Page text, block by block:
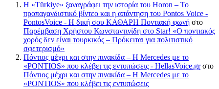
Η «Türkiye» ξαναγράφει την ιστορία του Horon – Το
προπαγανδιστικό βίντεο και η απάντηση του Pontos Voice -
PontosVoice - H δική σου ΚΑΘΑΡΗ Ποντιακή φωνή στο
Παρέμβαση Χρήστου Κωνσταντινίδη στο Star! «Ο ποντιακός
χορός δεν είναι τουρκικός – Πρόκειται για πολιτιστικό
σφετερισμό»
Πόντιος μέχρι και στην πινακίδα – Η Mercedes με το
«PONTIOS» που κλέβει τις εντυπώσεις - HellasVoice.grστο
Πόντιος μέχρι και στην πινακίδα – Η Mercedes με το
«PONTIOS» που κλέβει τις εντυπώσεις